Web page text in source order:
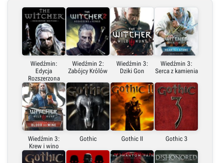
Link bezpośredni
X (Twitter)
Link do grafiki poziomej
Link do grafiki pionowej
Wiedźmin:
Edycja
Rozszerzona
Wiedźmin 2:
Zabójcy Królów
Wiedźmin 3:
Dziki Gon
Wiedźmin 3:
Serca z kamienia
Wiedźmin 3:
Krew i wino
Gothic Gothic II Gothic 3